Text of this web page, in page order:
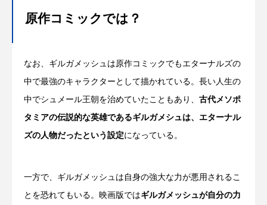
原作コミックでは？
なお、ギルガメッシュは原作コミックでもエターナルズの
中で最強のキャラクターとして描かれている。長い人生の
中でシュメール王朝を治めていたこともあり、 古代メソポ
タミアの伝説的な英雄であるギルガメシュは、エターナル
ズの人物だったという設定になっている。
一方で、ギルガメッシュは自身の強大な力が悪用されるこ
とを恐れてもいる。映画版ではギルガメッシュが自分の力